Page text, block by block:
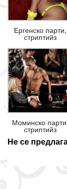
Ергенско парти,
стриптийз
Моминско
стриптийз
Не се